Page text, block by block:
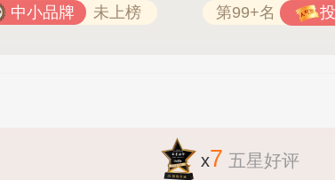
中小品牌 未上榜 第99+名
x7 五星好评